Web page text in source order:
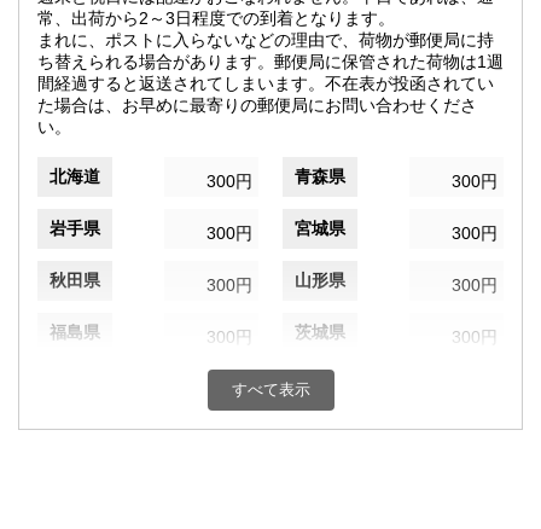
常、出荷から2～3日程度での到着となります。
まれに、ポストに入らないなどの理由で、荷物が郵便局に持
ち替えられる場合があります。郵便局に保管された荷物は1週
間経過すると返送されてしまいます。不在表が投函されてい
た場合は、お早めに最寄りの郵便局にお問い合わせくださ
い。
北海道 300円 青森県 300円
岩手県 300円 宮城県 300円
秋田県 300円 山形県 300円
福島県 300円 茨城県 300円
300円 群馬県
埼玉県 千葉県
すべて表示